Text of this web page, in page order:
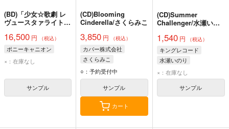
(BD)「少女☆歌劇 レ
ヴュースタァライト」
“Starry Horizon”
Blu-ray(初回限定版)
16,500 円 （税込）
ポニーキャニオン
×：在庫なし
サンプル
(CD)Blooming
Cinderella/さくらみこ
3,850 円 （税込）
カバー株式会社
さくらみこ
○：予約受付中
サンプル
カート
(CD)Summer
Challenger/水瀬いの
1,540円 （税込）
キングレコード
水瀬いのり
×：在庫なし
サンプル